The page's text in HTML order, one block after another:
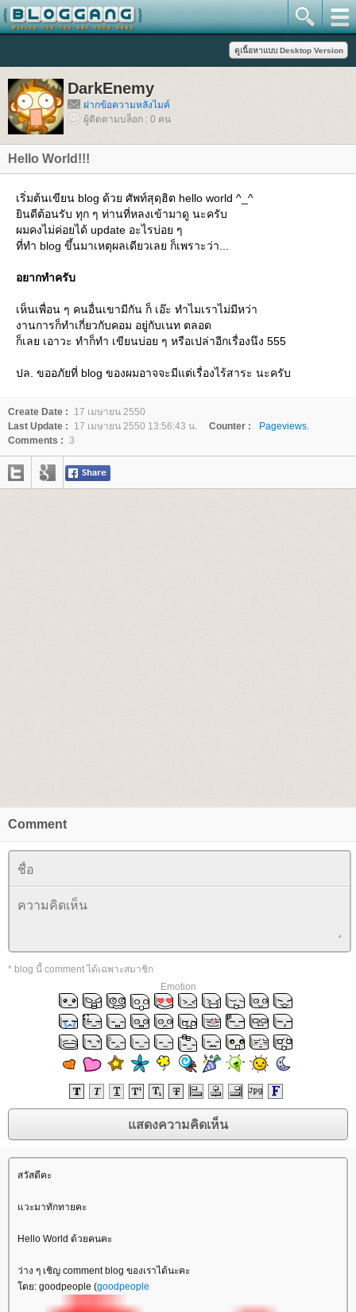
DarkEnemy
ฝากข้อความหลังไมค์
ผู้ติดตามบล็อก : 0 คน
Hello World!!!
เริ่มต้นเขียน blog ด้วย ศัพท์สุดฺฮิต hello world ^_^
ินดีต้อนรับ ทุก ๆ ท่านที่หลงเข้ามาดู นะครับ
ผมคงไม่ค่อยได้ update อะไรบ่อย ๆ
ที่ทำ blog ขึ้นมาเหตุผลเดียวเลย ก็เพราะว่า...
อยากทำครับ
เห็นเพื่อน ๆ คนอื่นเขามีกัน ก็ เอ๊ะ ทำไมเราไม่มีหว่า
งานการก็ทำเกี่ยวกับคอม อยู่กับเนท ตลอด
ก็เลย เอาวะ ทำก็ทำ เขียนบ่อย ๆ หรือเปล่าอีกเรื่องนึง 555
ปล. ขออภัยที่ blog ของผมอาจจะมีแต่เรื่องไร้สาระ นะครับ
Create Date :
17 เมษายน 2550
Last Update :
17 เมษายน 2550 13:56:43 น. Counter :
Pageviews.
Comments : 3
Comment
* blog นี้ comment ได้เฉพาะสมาชิก
Emotion
สวัสดีคะ
วะมาทักทายคะ
Hello World ด้วยคนคะ
ว่าง ๆ เชิญ comment blog ของเราได้นะคะ
ดย: goodpeople (goodpeople